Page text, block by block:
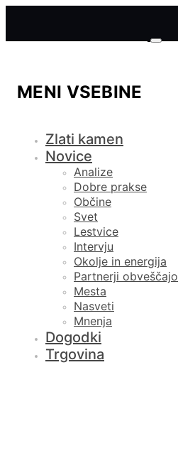
MENI VSEBINE
Zlati kamen
Novice
Analize
Dobre prakse
Občine
Svet
Lestvice
Intervju
Okolje in energija
Partnerji obveščajo
Mesta
Nasveti
Mnenja
Dogodki
Trgovina